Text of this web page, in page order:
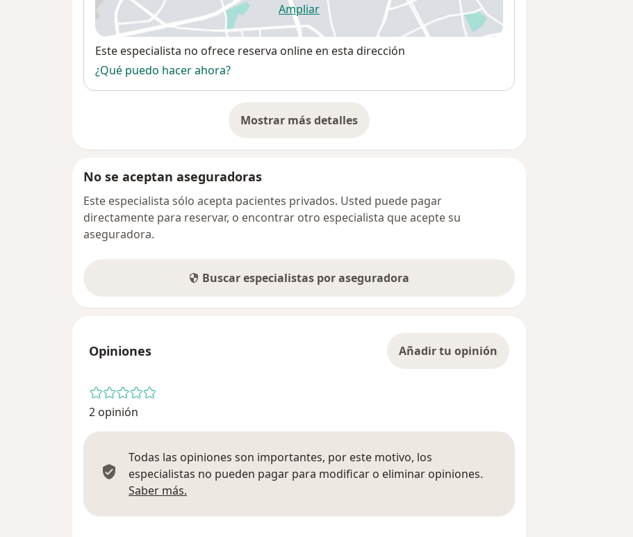
Ampliarse abre en una nueva pestaña
Disponibilidad
Este especialista no ofrece reserva online en esta dirección
¿Qué puedo hacer ahora?
Mostrar más detalles
sobre la dirección
No se aceptan aseguradoras
Este especialista sólo acepta pacientes privados. Usted puede pagar
directamente para reservar, o encontrar otro especialista que acepte su
aseguradora.
Buscar especialistas por aseguradora
Opiniones Añadir tu opinión
2 opinión
Todas las opiniones son importantes, por este motivo, los
especialistas no pueden pagar para modificar o eliminar opiniones.
Saber más.